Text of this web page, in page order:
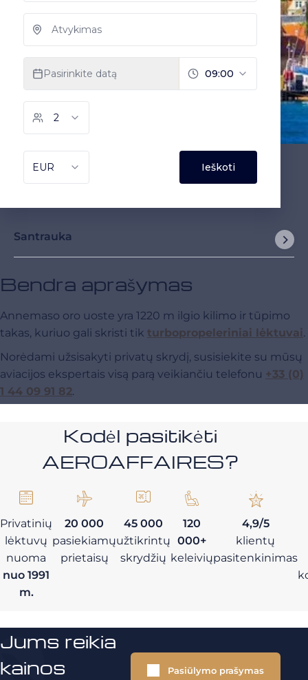
Santrauka
Bendra aprašymas
Annemaso oro uoste yra 1220 m ilgio kilimo ir tūpimo
takas, kuriuo gali skristi tik turbopropeleriniai lėktuvai.
Norėdami užsisakyti privatų skrydį, susisiekite su mūsų
aviacijos ekspertais visą parą veikiančiu telefonu +33 (0)
1 44 09 91 82.
Kodėl pasitikėti
AEROAFFAIRES?
Privatinių
lėktuvų
nuoma
nuo 1991
m.
20 000
pasiekiamų
prietaisų
45 000
užtikrintų
skrydžių
120
000+
keleivių
4,9/5
klientų
pasitenkinimas
Jums reikia
kainos
Pasiūlymo prašymas